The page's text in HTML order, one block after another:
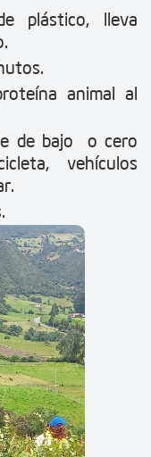
plástico, lleva
animal al
de bajo o cero
vehículos